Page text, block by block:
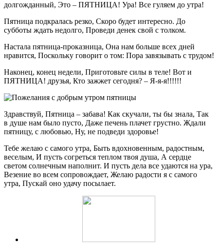
долгожданный, Это – ПЯТНИЦА! Ура! Все гуляем до утра!
Пятница подкралась резко, Скоро будет интересно. До
субботы ждать недолго, Проведи денек свой с толком.
Настала пятница-проказница, Она нам больше всех дней
нравится, Поскольку говорит о том: Пора завязывать с трудом!
Наконец, конец недели, Приготовьте силы в теле! Вот и
ПЯТНИЦА! друзья, Кто зажжет сегодня? – Я-я-я!!!!!!
Здравствуй, Пятница – забава! Как скучали, ты бы знала, Так
в душе нам было пусто, Даже печень плачет грустно. Ждали
пятницу, с любовью, Ну, не подведи здоровье!
Тебе желаю с самого утра, Быть вдохновенным, радостным,
веселым, И пусть согреться теплом твоя душа, А сердце
светом солнечным наполнит. И пусть дела все удаются на ура,
Везение во всем сопровождает, Желаю радости я с самого
утра, Пускай оно удачу посылает.